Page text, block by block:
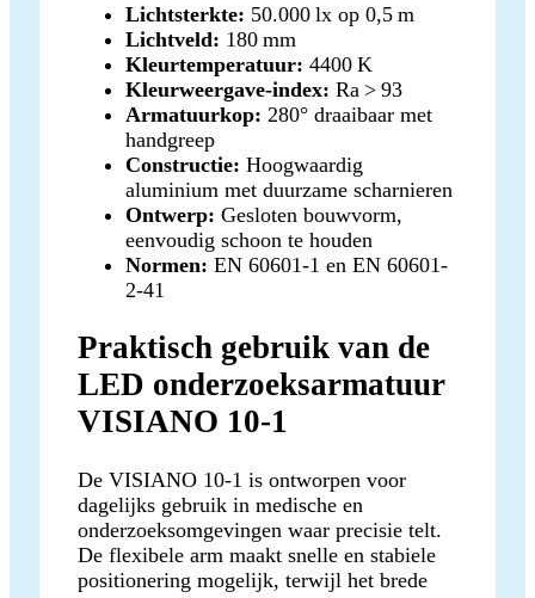
Lichtsterkte: 50.000 lx op 0,5 m
Lichtveld: 180 mm
Kleurtemperatuur: 4400 K
Kleurweergave-index: Ra > 93
Armatuurkop: 280° draaibaar met
handgreep
Constructie: Hoogwaardig
aluminium met duurzame scharnieren
Ontwerp: Gesloten bouwvorm,
eenvoudig schoon te houden
Normen: EN 60601-1 en EN 60601-
2-41
Praktisch gebruik van de
LED onderzoeksarmatuur
VISIANO 10-1
De VISIANO 10-1 is ontworpen voor
dagelijks gebruik in medische en
onderzoeksomgevingen waar precisie telt.
De flexibele arm maakt snelle en stabiele
positionering mogelijk, terwijl het brede